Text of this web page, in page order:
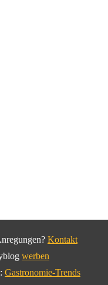
Kontakt
werben
Gastronomie-Trends